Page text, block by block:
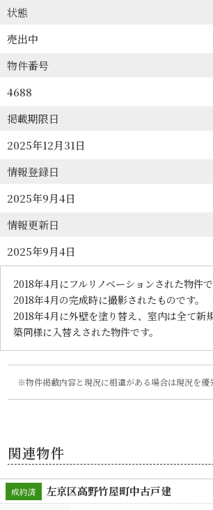
状態
売出中
物件番号
4688
掲載期限日
2025年12月31日
情報登録日
2025年9月4日
情報更新日
2025年9月4日
2018年4月にフルリノベーションされた物件
2018年4月の完成時に撮影されたものです。
2018年4月に外壁を塗り替え、室内は全て新
築同様に入替えされた物件です。
物件掲載内容と現況に相違がある場合は現況を優
関連物件
成約済 左京区高野竹屋町中古戸建